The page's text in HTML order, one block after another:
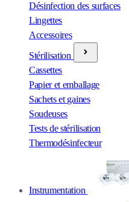
Désinfection des surfaces
Lingettes
Accessoires
Stérilisation
Cassettes
Papier et emballage
Sachets et gaines
Soudeuses
Tests de stérilisation
Thermodésinfecteur
Instrumentation